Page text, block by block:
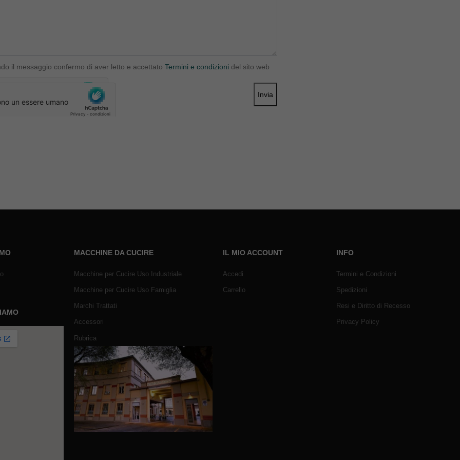
il messaggio confermo di aver letto e accettato Termini e condizioni del sito web
Invia
MACCHINE DA CUCIRE
Macchine per Cucire Uso Industriale
Macchine per Cucire Uso Famiglia
Marchi Trattati
Accessori
Rubrica
IL MIO ACCOUNT
Accedi
Carrello
INFO
Termini e Condizioni
Spedizioni
Resi e Diritto di Recesso
Privacy Policy